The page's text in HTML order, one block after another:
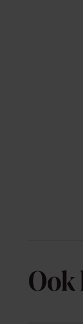
Ook